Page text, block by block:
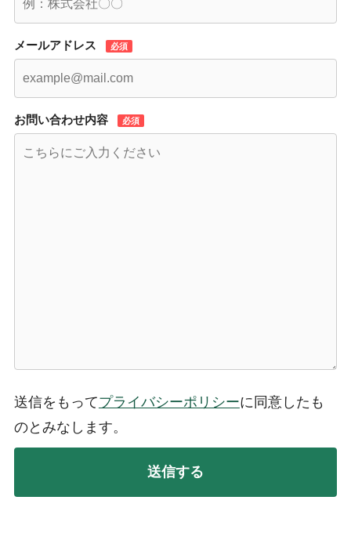
メールアドレス 必須
お問い合わせ内容 必須
送信をもってプライバシーポリシーに同意したも
のとみなします。